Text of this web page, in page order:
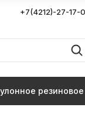
+7(4212)-27-17-